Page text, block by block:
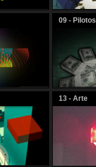
09 - Pilotos
13 - Arte